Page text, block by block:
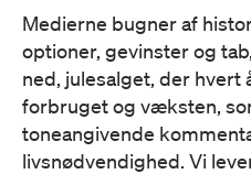
Medierne bugner af
optioner, gevinster og
ned, julesalget, der hvert
forbruget og væksten,
toneangivende
livsnødvendighed. Vi